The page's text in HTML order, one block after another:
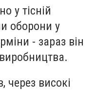
у тісній
оборони у
- зараз він
через високі